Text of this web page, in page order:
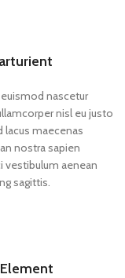
nascetur
nisl eu justo
lacus maecenas
nostra sapien
aenean
sagittis.